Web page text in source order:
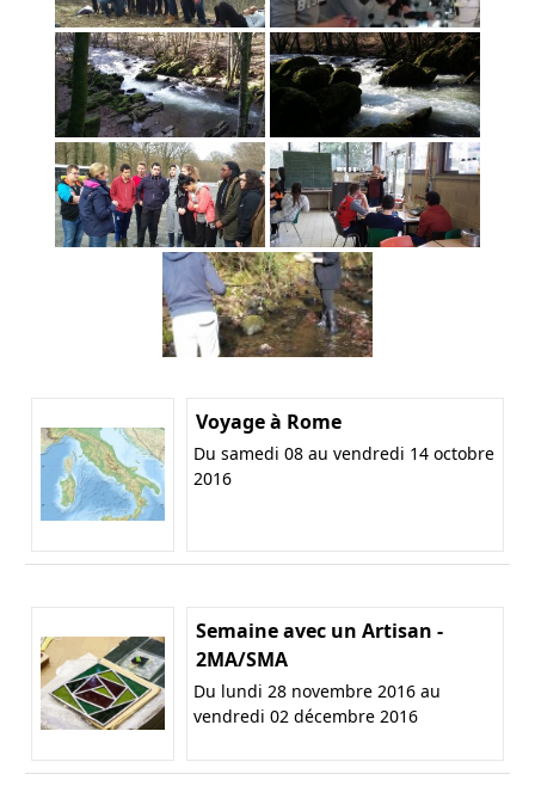
Voyage à Rome
Du samedi 08 au vendredi 14 octobre
2016
Semaine avec un Artisan -
2MA/SMA
Du lundi 28 novembre 2016 au
vendredi 02 décembre 2016